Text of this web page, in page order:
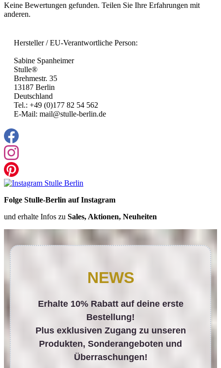
Keine Bewertungen gefunden. Teilen Sie Ihre Erfahrungen mit
anderen.
Hersteller / EU-Verantwortliche Person:
Sabine Spanheimer
Stulle®
Brehmestr. 35
13187 Berlin
Deutschland
Tel.: +49 (0)177 82 54 562
E-Mail: mail@stulle-berlin.de
Folge Stulle-Berlin auf Instagram
und erhalte Infos zu Sales, Aktionen, Neuheiten
NEWS
Erhalte 10% Rabatt auf deine erste
Bestellung!
Plus exklusiven Zugang zu unseren
Produkten, Sonderangeboten und
Überraschungen!